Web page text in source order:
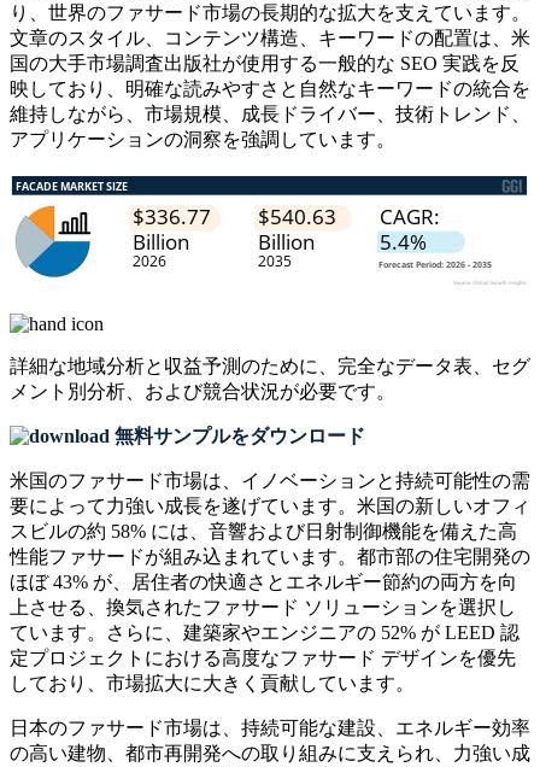
り、世界のファサード市場の長期的な拡大を支えています。
文章のスタイル、コンテンツ構造、キーワードの配置は、米
国の大手市場調査出版社が使用する一般的な SEO 実践を反
映しており、明確な読みやすさと自然なキーワードの統合を
維持しながら、市場規模、成長ドライバー、技術トレンド、
アプリケーションの洞察を強調しています。
詳細な地域分析と収益予測のために、 完全なデータ表、セグ
メント別分析、および競合状況が必要です。
無料サンプルをダウンロード
米国のファサード市場は、イノベーションと持続可能性の需
要によって力強い成長を遂げています。米国の新しいオフィ
スビルの約 58% には、音響および日射制御機能を備えた高
性能ファサードが組み込まれています。都市部の住宅開発の
ほぼ 43% が、居住者の快適さとエネルギー節約の両方を向
上させる、換気されたファサード ソリューションを選択し
ています。さらに、建築家やエンジニアの 52% が LEED 認
定プロジェクトにおける高度なファサード デザインを優先
しており、市場拡大に大きく貢献しています。
日本のファサード市場は、持続可能な建設、エネルギー効率
の高い建物、都市再開発への取り組みに支えられ、力強い成